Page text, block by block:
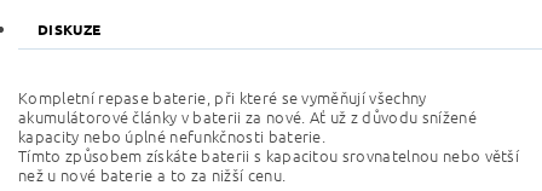
DISKUZE
Kompletní repase baterie, při které se vyměňují všechny
akumulátorové články v baterii za nové. Ať už z důvodu snížené
kapacity nebo úplné nefunkčnosti baterie.
Tímto způsobem získáte baterii s kapacitou srovnatelnou nebo větší
než u nové baterie a to za nižší cenu.